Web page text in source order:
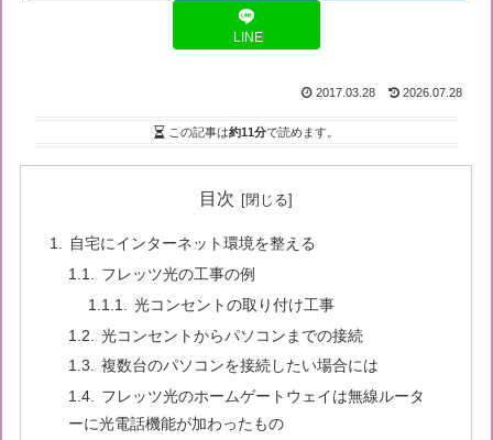
LINE
2017.03.28 2026.07.28
この記事は約11分で読めます。
目次
自宅にインターネット環境を整える
フレッツ光の工事の例
光コンセントの取り付け工事
光コンセントからパソコンまでの接続
複数台のパソコンを接続したい場合には
フレッツ光のホームゲートウェイは無線ルータ
ーに光電話機能が加わったもの